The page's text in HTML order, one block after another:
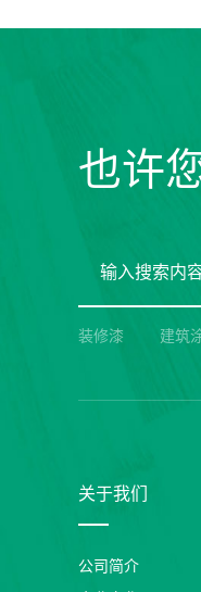
也许
装修漆 建筑
关于我们
公司简介